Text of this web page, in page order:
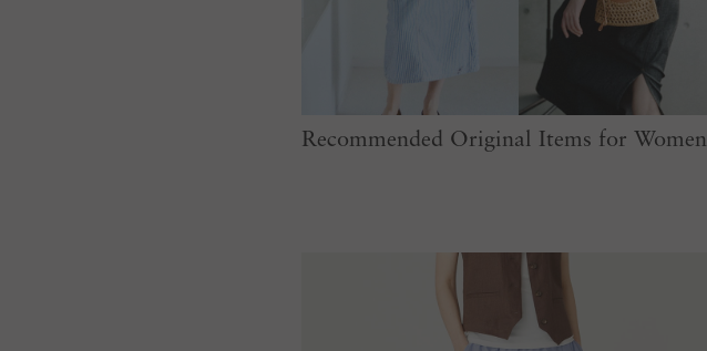
Recommended Original Items for Women